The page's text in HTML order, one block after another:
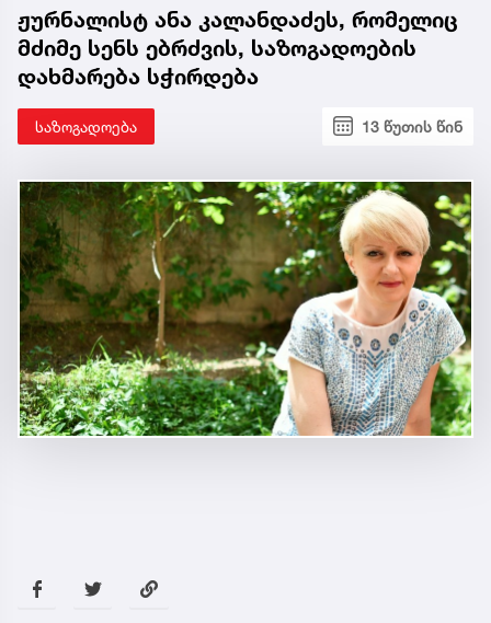
ჟურნალისტ ანა კალანდაძეს, რომელიც
მძიმე სენს ებრძვის, საზოგადოების
დახმარება სჭირდება
საზოგადოება 13 წუთის წინ